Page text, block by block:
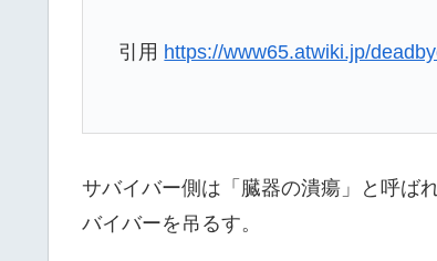
引用 https://www65.atwiki.jp/
サバイバー側は「臓器の潰瘍」と呼ば
バイバーを吊るす。